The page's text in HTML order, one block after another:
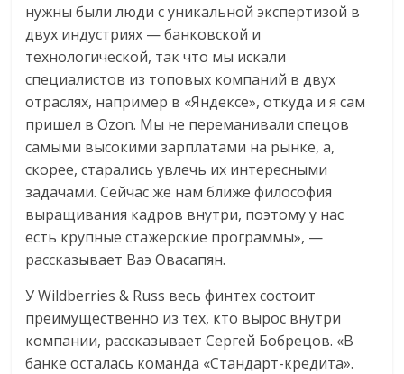
нужны были люди с уникальной экспертизой в
двух индустриях — банковской и
технологической, так что мы искали
специалистов из топовых компаний в двух
отраслях, например в «Яндексе», откуда и я сам
пришел в Ozon. Мы не переманивали спецов
самыми высокими зарплатами на рынке, а,
скорее, старались увлечь их интересными
задачами. Сейчас же нам ближе философия
выращивания кадров внутри, поэтому у нас
есть крупные стажерские программы», —
рассказывает Ваэ Овасапян.
У Wildberries & Russ весь финтех состоит
преимущественно из тех, кто вырос внутри
компании, рассказывает Сергей Бобрецов. «В
банке осталась команда «Стандарт-кредита».